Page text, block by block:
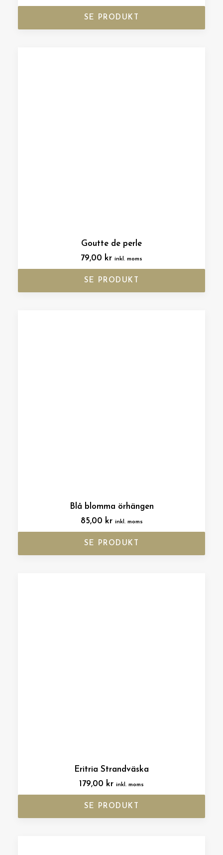
SE PRODUKT
Goutte de perle
79,00 kr inkl. moms
SE PRODUKT
Blå blomma örhängen
85,00 kr inkl. moms
SE PRODUKT
Eritria Strandväska
179,00 kr inkl. moms
SE PRODUKT